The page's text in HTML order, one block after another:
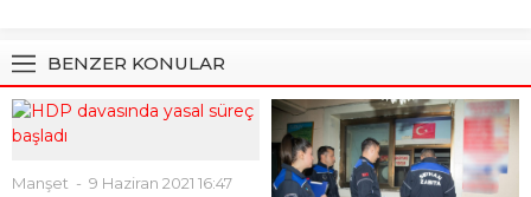
BENZER KONULAR
Manşet 9 Haziran 2021 16:47